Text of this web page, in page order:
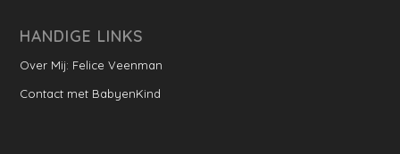
HANDIGE LINKS
Over Mij: Felice Veenman
Contact met BabyenKind